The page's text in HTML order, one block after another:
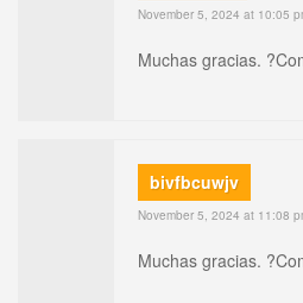
November 5, 2024 at 10:05
Muchas gracias.
bivfbcuwjv
November 5, 2024 at 11:08
Muchas gracias.